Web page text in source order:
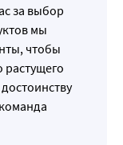
за выбор
мы
чтобы
растущего